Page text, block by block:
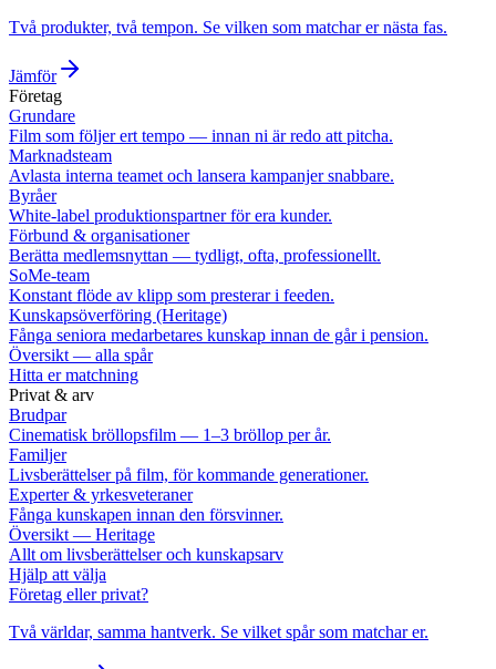
Två produkter, två tempon. Se vilken som matchar er nästa fas.
Jämför
Företag
Grundare
Film som följer ert tempo — innan ni är redo att pitcha.
Marknadsteam
Avlasta interna teamet och lansera kampanjer snabbare.
Byråer
White-label produktionspartner för era kunder.
Förbund & organisationer
Berätta medlemsnyttan — tydligt, ofta, professionellt.
SoMe-team
Konstant flöde av klipp som presterar i feeden.
Kunskapsöverföring (Heritage)
Fånga seniora medarbetares kunskap innan de går i pension.
Översikt — alla spår
Hitta er matchning
Privat & arv
Brudpar
Cinematisk bröllopsfilm — 1–3 bröllop per år.
Familjer
Livsberättelser på film, för kommande generationer.
Experter & yrkesveteraner
Fånga kunskapen innan den försvinner.
Översikt — Heritage
Allt om livsberättelser och kunskapsarv
Hjälp att välja
Företag eller privat?
Två världar, samma hantverk. Se vilket spår som matchar er.